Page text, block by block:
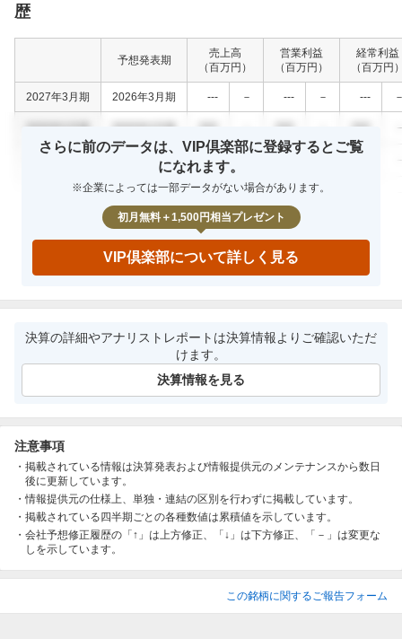
歴
予想発表期
売上高
（百万円）
営業利益
（百万円）
経常利益
（百万円
2027年3月期 2026年3月期 --- － --- － ---
0000年0月期 0000年0月期 000 000 000
0000年0月期 000
0000年0月期 0000年0月期 000 － 000 －
さらに前のデータは、VIP倶楽部に登録するとご覧
になれます。
※企業によっては一部データがない場合があります。
初月無料＋1,500円相当プレゼント
VIP倶楽部について詳しく見る
決算の詳細やアナリストレポートは決算情報よりご確認いただ
けます。
決算情報を見る
注意事項
掲載されている情報は決算発表および情報提供元のメンテナンスから数日
後に更新しています。
情報提供元の仕様上、単独・連結の区別を行わずに掲載しています。
掲載されている四半期ごとの各種数値は累積値を示しています。
会社予想修正履歴の「↑」は上方修正、「↓」は下方修正、「－」は変更な
しを示しています。
この銘柄に関するご報告フォーム